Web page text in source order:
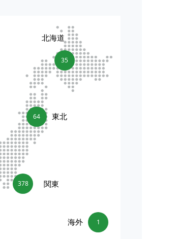
35
北海道
64 東北
378 関東
1
海外